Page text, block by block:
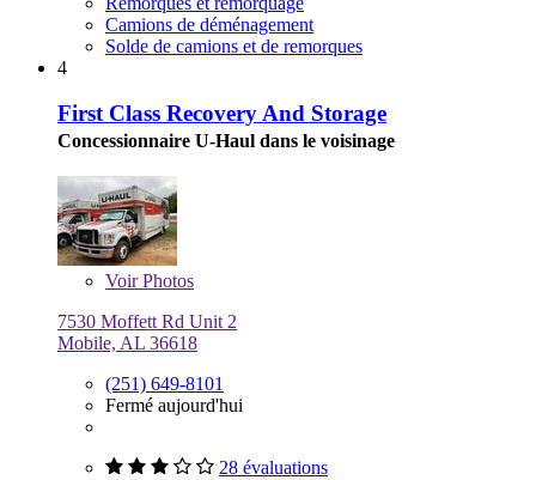
Camions de déménagement
Solde de camions et de remorques
4
First Class Recovery And Storage
Concessionnaire U-Haul dans le voisinage
VoirPhotos
7530 Moffett Rd Unit 2
Mobile, AL 36618
(251) 649-8101
Fermé aujourd'hui
28 évaluations